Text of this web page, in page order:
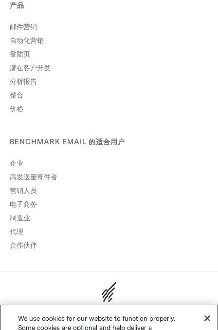
产品
邮件营销
自动化营销
登陆页
潜在客户开发
分析报告
整合
价格
BENCHMARK EMAIL 的适合用户
企业
高发送量寄件者
营销人员
电子商务
制造业
代理
合作伙伴
We use cookies for our website to function properly.
Some cookies are optional and help deliver a